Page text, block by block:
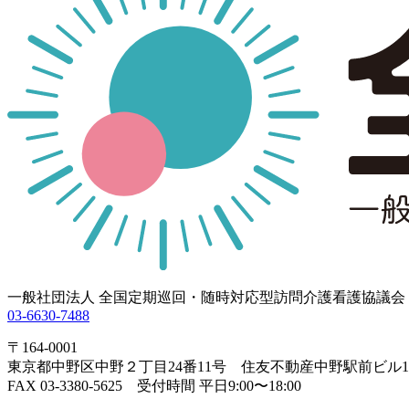
一般社団法人 全国定期巡回・随時対応型訪問介護看護協議会
03-6630-7488
〒164-0001
東京都中野区中野２丁目24番11号 住友不動産中野駅前ビル
FAX 03-3380-5625 受付時間 平日9:00〜18:00